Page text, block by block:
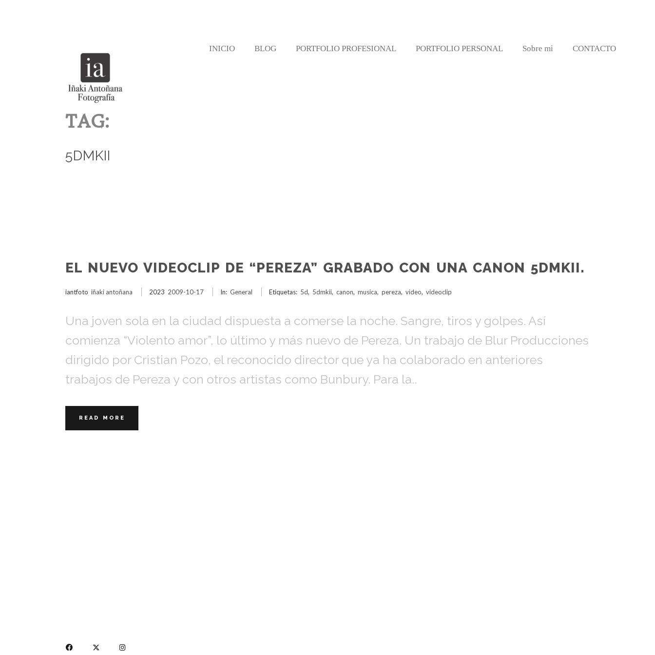
INICIO BLOG PORTFOLIO PROFESIONAL PORTFOLIO PERSONAL Sobre mi CONTACTO
TAG:
5DMKII
EL NUEVO VIDEOCLIP DE “PEREZA” GRABADO CON UNA CANON 5DMKII.
iantfoto iñaki antoñana 2023 2009-10-17 In: General Etiquetas: 5d, 5dmkii, canon, musica, pereza, video, videoclip
Una joven sola en la ciudad dispuesta a comerse la noche. Sangre, tiros y golpes. Así
comienza “Violento amor”, lo último y más nuevo de Pereza. Un trabajo de Blur Producciones
dirigido por Cristian Pozo, el reconocido director que ya ha colaborado en anteriores
trabajos de Pereza y con otros artistas como Bunbury. Para la..
READ MORE